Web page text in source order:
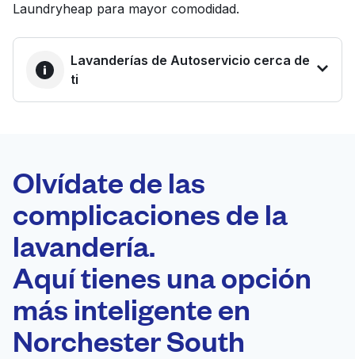
Laundryheap para mayor comodidad.
Lavanderías de Autoservicio cerca de
ti
Laundryheap.com
Programa tu recogida
0 min
Recojo y entrega
casa
Abierto 24/7
Olvídate de las
complicaciones de la
lavandería.
Aquí tienes una opción
más inteligente en
Norchester South